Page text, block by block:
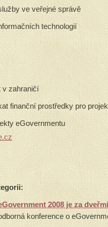
ve veřejné správě
technologií
v zahraničí
finanční prostředky pro
eGovernmentu
2008 je za dveřmi
konference o